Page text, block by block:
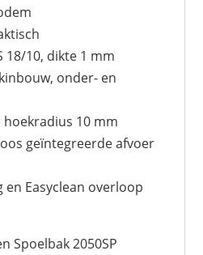
18/10, dikte 1 mm
onder- en
10 mm
geïntegreerde afvoer
en Easyclean overloop
Spoelbak 2050SP